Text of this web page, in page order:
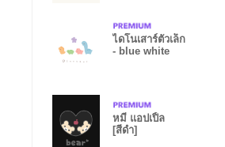
ไดโนเสาร์ตัวเล็ก
- blue white
หมี แอปเปิ้ล
[สีดำ]